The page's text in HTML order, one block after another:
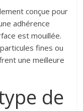
conçue pour
adhérence
est mouillée.
fines ou
une meilleure
de